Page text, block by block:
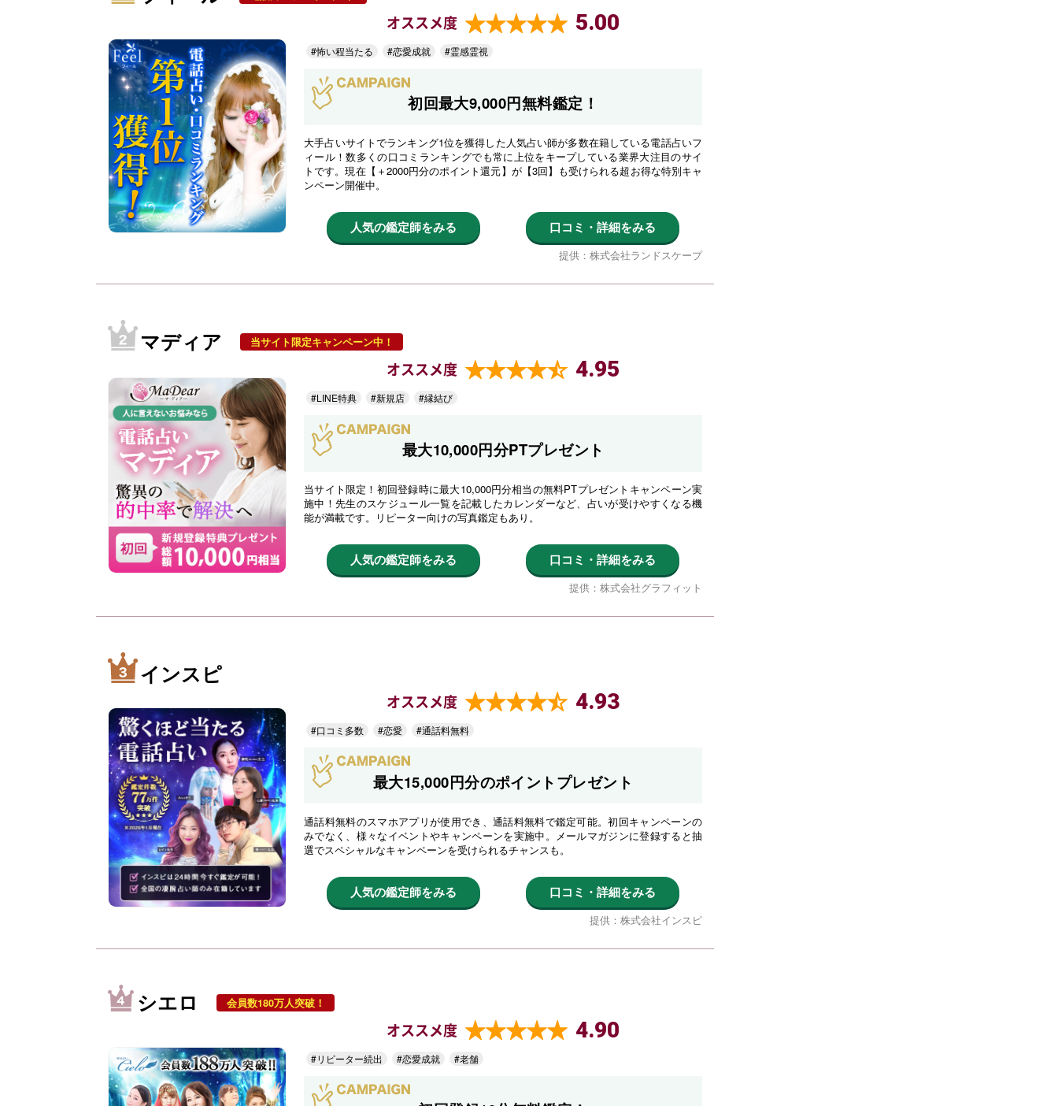
オススメ度 5.00
#怖い程当たる #恋愛成就 #霊感霊視
初回最大9,000円無料鑑定！
大手占いサイトでランキング1位を獲得した人気占い師が多数在籍している電話占いフ
ィール！数多くの口コミランキングでも常に上位をキープしている業界大注目のサイ
トです。現在【＋2000円分のポイント還元】が【3回】も受けられる超お得な特別キャ
ンペーン開催中。
人気の鑑定師をみる 口コミ・詳細をみる
提供：株式会社ランドスケープ
マディア 当サイト限定キャンペーン中！
オススメ度 4.95
#LINE特典 #新規店 #縁結び
最大10,000円分PTプレゼント
当サイト限定！初回登録時に最大10,000円分相当の無料PTプレゼントキャンペーン実
施中！先生のスケジュール一覧を記載したカレンダーなど、占いが受けやすくなる機
能が満載です。リピーター向けの写真鑑定もあり。
人気の鑑定師をみる 口コミ・詳細をみる
提供：株式会社グラフィット
インスピ
オススメ度 4.93
#口コミ多数 #恋愛 #通話料無料
最大15,000円分のポイントプレゼント
通話料無料のスマホアプリが使用でき、通話料無料で鑑定可能。初回キャンペーンの
みでなく、様々なイベントやキャンペーンを実施中。メールマガジンに登録すると抽
選でスペシャルなキャンペーンを受けられるチャンスも。
人気の鑑定師をみる 口コミ・詳細をみる
提供：株式会社インスピ
シエロ 会員数180万人突破！
オススメ度 4.90
#リピーター続出 #恋愛成就 #老舗